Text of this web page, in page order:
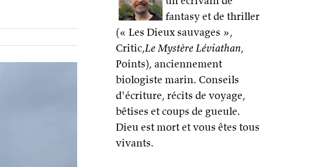
fantasy et de thriller
(« Les Dieux sauvages »,
Critic,Le Mystère Léviathan,
Points), anciennement
biologiste marin. Conseils
d'écriture, récits de voyage,
bêtises et coups de gueule.
Dieu est mort et vous êtes tous
vivants.